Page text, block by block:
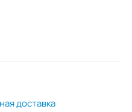
доставка